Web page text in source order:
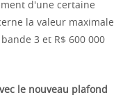
d'une certaine
la valeur maximale
3 et R$ 600 000
le nouveau plafond